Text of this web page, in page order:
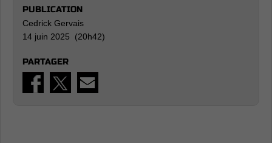
PUBLICATION
Cedrick Gervais
14 juin 2025 (20h42)
PARTAGER